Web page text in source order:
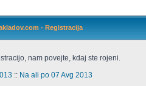
- Registracija
nam povejte, kdaj ste rojeni.
:: Na ali po 07 Avg 2013